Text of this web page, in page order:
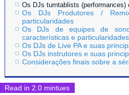
Os DJs turntablists
Os DJs Produtores /
particularidades
Os DJs de equipes de
características e particularidades
Os DJs de Live PA e suas
Os DJs instrutores e suas
Considerações finais sobre a
Read in 2.0 mintues